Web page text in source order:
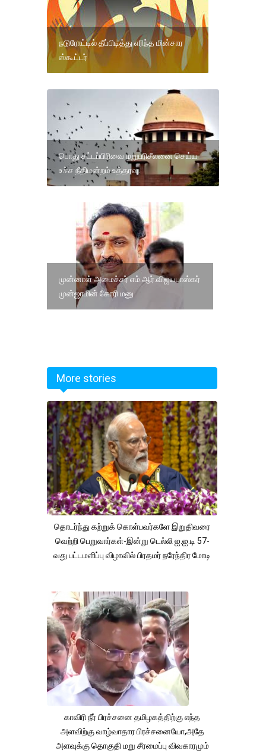
நடுரோட்டில் தீப்பிடித்து எரிந்த மின்சார
ஸ்கூட்டர்
பொது சட்டப்பிரிவை மறுபரிசீலனை செய்ய
உச்ச நீதிமன்றம் உத்தரவு.
முன்னாள் அமைச்சர் எம்.ஆர்.விஜயபாஸ்கர்
முன்ஜாமின் கோரி மனு
More stories
தொடர்ந்து கற்றுக் கொள்பவர்களே இறுதிவரை
வெற்றி பெறுவார்கள்-இன்று டெல்லி ஐ.ஐ.டி 57-
வது பட்டமளிப்பு விழாவில் பிரதமர் நரேந்திர மோடி
காவிரி நீர் பிரச்சனை தமிழகத்திற்கு எந்த
அளவிற்கு வாழ்வாதார பிரச்சனையோ,அதே
அளவுக்கு தொகுதி மறு சீரமைப்பு விவகாரமும்